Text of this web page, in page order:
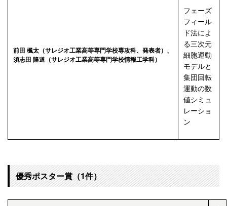
前田 楓太（サレジオ工業高等専門学校専攻科、発表者）、
須志田 隆道（サレジオ工業高等専門学校情報工学科）
フェーズ
フィール
ド法によ
る三次元
細胞運動
モデルと
集団回転
運動の数
値シミュ
レーショ
ン
優秀ポスター賞（1件）